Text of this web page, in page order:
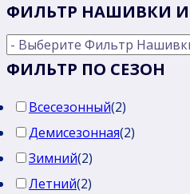
ФИЛЬТР НАШИВКИ
ФИЛЬТР ПО СЕЗОН
Всесезонный(2)
Демисезонная(2)
Зимний(2)
Летний(2)